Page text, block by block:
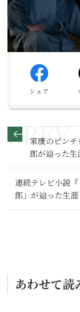
シェア
家康のピン
郎が辿った
御用商人【
連続テレビ小説
郎」が辿った生
【日本史人物伝】
あわせて読